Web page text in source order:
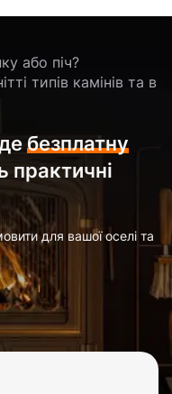
або піч?
типів камінів та в
безплатну
практичні
для вашої оселі та